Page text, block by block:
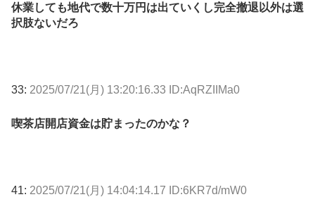
休業しても地代で数十万円は出ていくし完全撤退以外は選
択肢ないだろ
33: 2025/07/21(月) 13:20:16.33 ID:AqRZIIMa0
喫茶店開店資金は貯まったのかな？
41: 2025/07/21(月) 14:04:14.17 ID:6KR7d/mW0